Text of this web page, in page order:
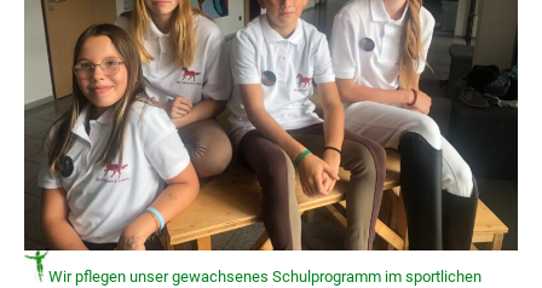
Wir pflegen unser gewachsenes Schulprogramm im sportlichen